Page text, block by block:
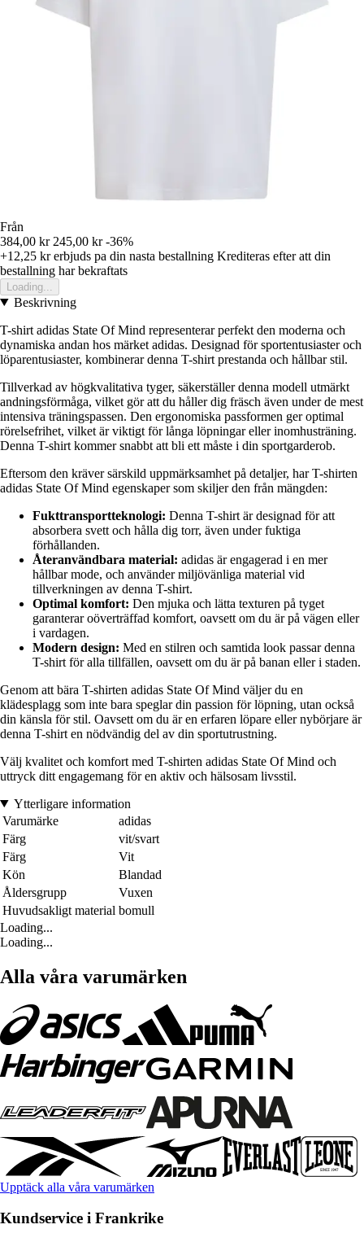
Från
384,00 kr 245,00 kr -36%
+12,25 krerbjuds pa din nasta bestallning Krediteras efter att din
bestallning har bekraftats
Loading...
Beskrivning
T-shirt adidas State Of Mind representerar perfekt den moderna och
dynamiska andan hos märket adidas. Designad för sportentusiaster och
löparentusiaster, kombinerar denna T-shirt prestanda och hållbar stil.
Tillverkad av högkvalitativa tyger, säkerställer denna modell utmärkt
andningsförmåga, vilket gör att du håller dig fräsch även under de mest
intensiva träningspassen. Den ergonomiska passformen ger optimal
rörelsefrihet, vilket är viktigt för långa löpningar eller inomhusträning.
Denna T-shirt kommer snabbt att bli ett måste i din sportgarderob.
Eftersom den kräver särskild uppmärksamhet på detaljer, har T-shirten
adidas State Of Mind egenskaper som skiljer den från mängden:
Fukttransportteknologi: Denna T-shirt är designad för att
absorbera svett och hålla dig torr, även under fuktiga
förhållanden.
Återanvändbara material: adidas är engagerad i en mer
hållbar mode, och använder miljövänliga material vid
tillverkningen av denna T-shirt.
Optimal komfort: Den mjuka och lätta texturen på tyget
garanterar oöverträffad komfort, oavsett om du är på vägen eller
i vardagen.
Modern design: Med en stilren och samtida look passar denna
T-shirt för alla tillfällen, oavsett om du är på banan eller i staden.
Genom att bära T-shirten adidas State Of Mind väljer du en
klädesplagg som inte bara speglar din passion för löpning, utan också
din känsla för stil. Oavsett om du är en erfaren löpare eller nybörjare är
denna T-shirt en nödvändig del av din sportutrustning.
Välj kvalitet och komfort med T-shirten adidas State Of Mind och
uttryck ditt engagemang för en aktiv och hälsosam livsstil.
Ytterligare information
Varumärke
adidas
Färg
vit/svart
Färg
Vit
Kön
Blandad
Åldersgrupp
Vuxen
Huvudsakligt material bomull
Loading...
Loading...
Alla våra varumärken
Upptäck alla våra varumärken
Kundservice i Frankrike